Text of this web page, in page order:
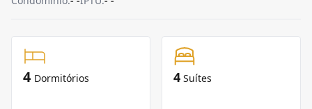
4 Dormitórios 4 Suítes